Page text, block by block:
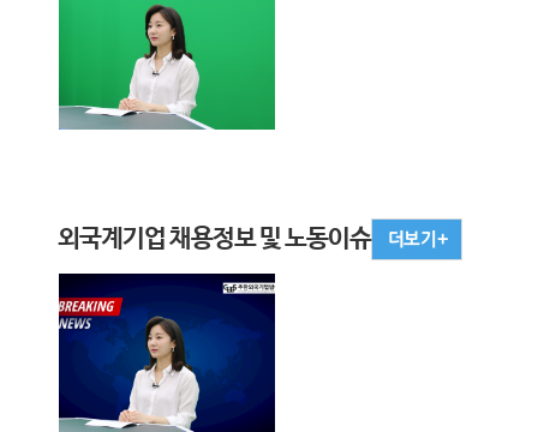
외국계기업 채용정보 및 노동이슈